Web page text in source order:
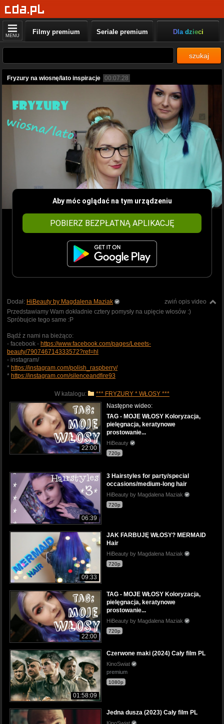
MENU Filmy premium Seriale premium Dla dzieci
szukaj
Fryzury na wiosnę/lato inspiracje 00:07:28
Aby móc oglądać na tym urządzeniu
POBIERZ BEZPŁATNĄ APLIKACJĘ
zwiń opis video
Dodał: HiBeauty by Magdalena Maziak
Przedstawiamy Wam dokładnie cztery pomysły na upięcie włosów :)
Spróbujcie tego same :P
Bądź z nami na bieżąco:
- facebook - https://www.facebook.com/pages/Leeets-
beauty/790746714333572?ref=hl
- instagram/
* https://instagram.com/polish_raspberry/
* https://instagram.com/silenceandfire93
W katalogu: *** FRYZURY * WŁOSY ***
22:00
Następne wideo:
TAG - MOJE WŁOSY Koloryzacja,
pielęgnacja, keratynowe
prostowanie...
HiBeauty
720p
06:39
3 Hairstyles for party/special
occasions/medium-long hair
HiBeauty by Magdalena Maziak
720p
09:33
JAK FARBUJĘ WŁOSY? MERMAID
Hair
HiBeauty by Magdalena Maziak
720p
22:00
TAG - MOJE WŁOSY Koloryzacja,
pielęgnacja, keratynowe
prostowanie...
HiBeauty by Magdalena Maziak
720p
01:58:09
Czerwone maki (2024) Cały film PL
KinoSwiat
premium
1080p
Jedna dusza (2023) Cały film PL